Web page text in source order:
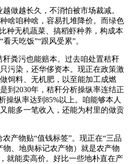
做越长久，不消怕被市场裁减。
啥咱种啥，容易扎堆降价。而绿色
种无机蔬菜、搞稻虾种养，构成本
天吃饭”“跟风受累”。
粪污也能赔本。过去咱处置秸秆
污染，还华侈资本。现正在政策激
饲料、无机肥，以至能加工成燃
到2030年，秸秆分析操纵率连结正
操纵率达到85%以上。咱能够本人
能多一笔收入，还能为村里的做贡
产物贴“值钱标签”。现正在“三品
物、地舆标记农产物）就是农产物
就能卖高价。好比一些地朴直在产